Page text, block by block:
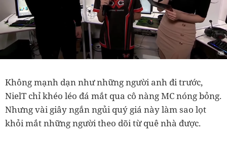
Không mạnh dạn như những người anh đi trước,
NielT chỉ khéo léo đá mắt qua cô nàng MC nóng bỏng.
Nhưng vài giây ngắn ngủi quý giá này làm sao lọt
khỏi mắt những người theo dõi từ quê nhà được.